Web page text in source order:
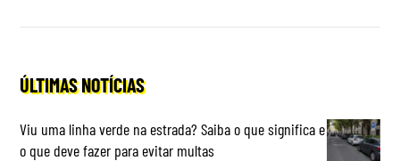
ÚLTIMAS NOTÍCIAS
Viu uma linha verde na estrada? Saiba o que significa e
o que deve fazer para evitar multas